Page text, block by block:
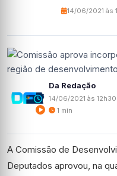
14/06/2021 às
Da Redação
14/06/2021 às 12h30
1 min
A Comissão de
Deputados aprovou, na